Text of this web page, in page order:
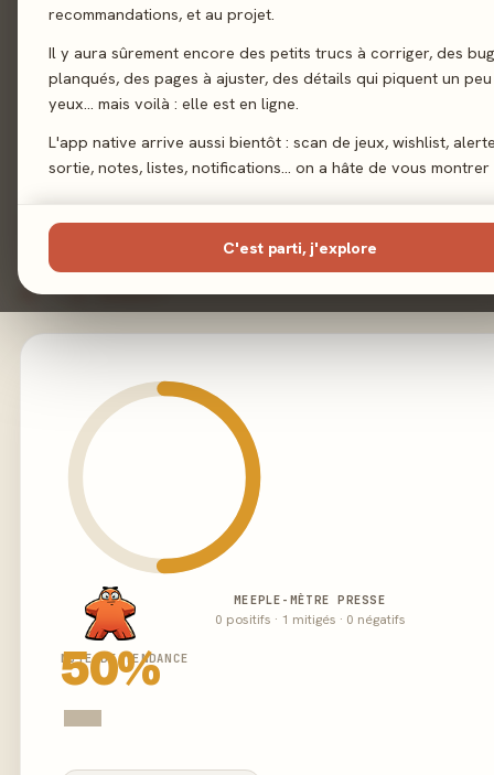
recommandations, et au projet.
Il y aura sûrement encore des petits trucs à corriger, des
planqués, des pages à ajuster, des détails qui piquent un
yeux… mais voilà : elle est en ligne.
L'app native arrive aussi bientôt : scan de jeux, wishlist,
sortie, notes, listes, notifications… on a hâte de vous montrer
C'est parti, j'explore
Sortie
Auteur Alexandre Poyé·
Illustration
02 - LE VERDICT
50%
MEEPLE-MÈTRE PRESSE
0 positifs · 1 mitigés · 0 négatifs
NOTE DE TENDANCE
-